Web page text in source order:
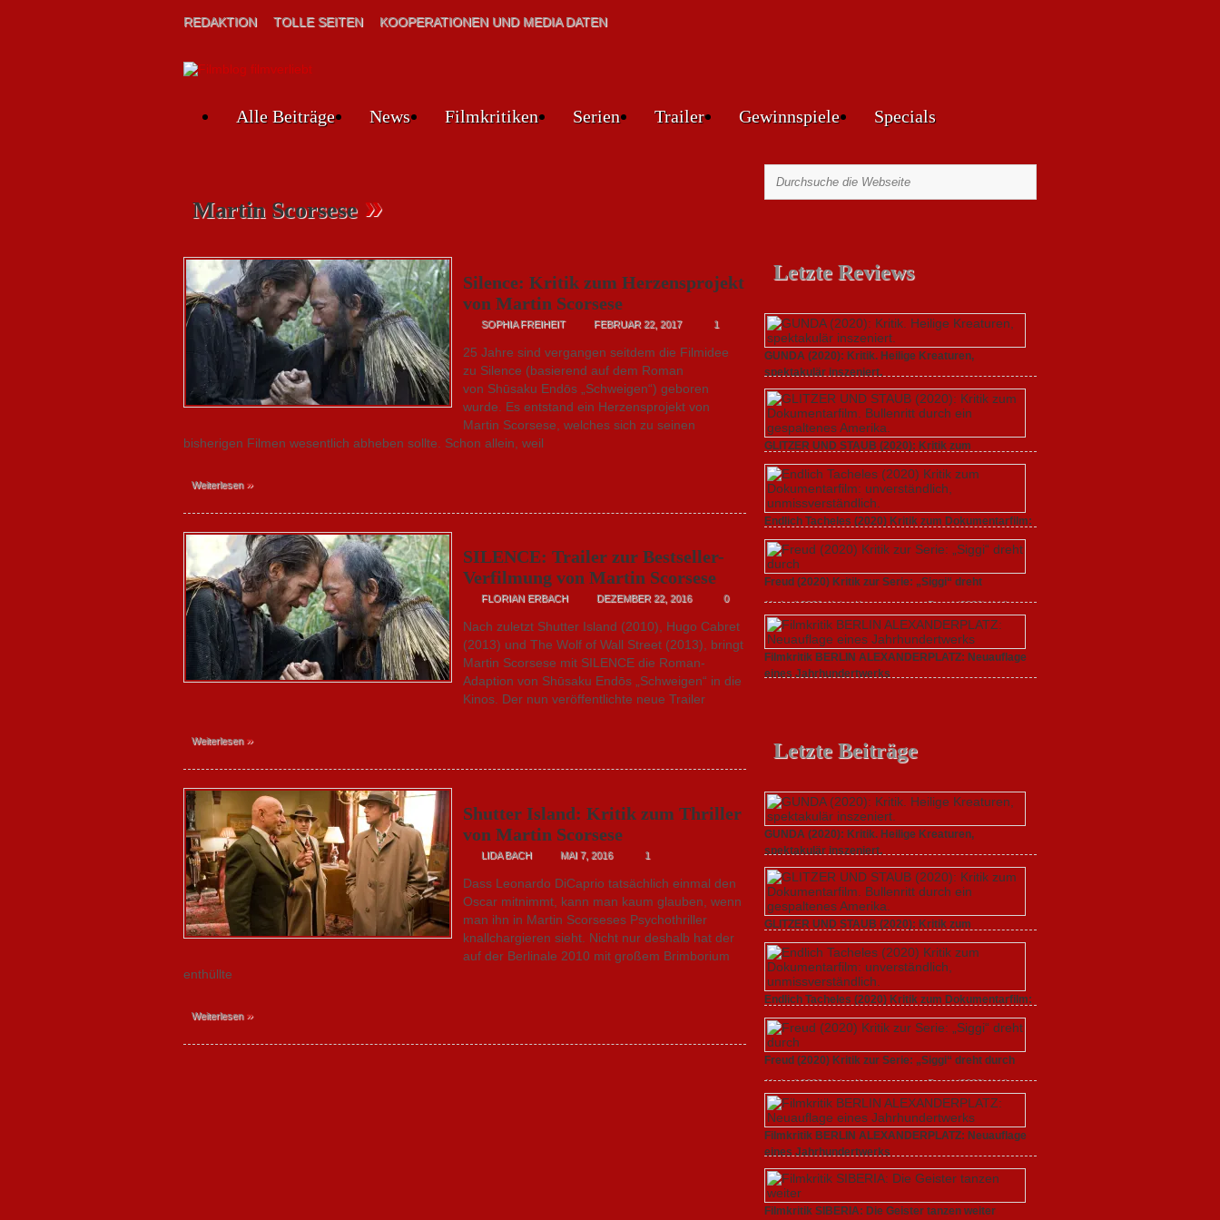
REDAKTION TOLLE SEITEN KOOPERATIONEN UND MEDIA DATEN
Alle Beiträge News Filmkritiken Serien Trailer Gewinnspiele Specials
Martin Scorsese »
Silence: Kritik zum Herzensprojekt
von Martin Scorsese
SOPHIA FREIHEIT FEBRUAR 22, 2017 1
25 Jahre sind vergangen seitdem die Filmidee
zu Silence (basierend auf dem Roman
von Shūsaku Endōs „Schweigen“) geboren
wurde. Es entstand ein Herzensprojekt von
Martin Scorsese, welches sich zu seinen
bisherigen Filmen wesentlich abheben sollte. Schon allein, weil
Weiterlesen »
SILENCE: Trailer zur Bestseller-
Verfilmung von Martin Scorsese
FLORIAN ERBACH DEZEMBER 22, 2016 0
Nach zuletzt Shutter Island (2010), Hugo Cabret
(2013) und The Wolf of Wall Street (2013), bringt
Martin Scorsese mit SILENCE die Roman-
Adaption von Shūsaku Endōs „Schweigen“ in die
Kinos. Der nun veröffentlichte neue Trailer
Weiterlesen »
Shutter Island: Kritik zum Thriller
von Martin Scorsese
LIDA BACH MAI 7, 2016 1
Dass Leonardo DiCaprio tatsächlich einmal den
Oscar mitnimmt, kann man kaum glauben, wenn
man ihn in Martin Scorseses Psychothriller
knallchargieren sieht. Nicht nur deshalb hat der
auf der Berlinale 2010 mit großem Brimborium
enthüllte
Weiterlesen »
Letzte Reviews
GUNDA (2020): Kritik. Heilige Kreaturen,
spektakulär inszeniert.
21. April 2021,Keine Kommentare zu GUNDA (2020): Kritik.
Heilige Kreaturen, spektakulär inszeniert.
GLITZER UND STAUB (2020): Kritik zum
Dokumentarfilm.
3. Oktober 2020,Keine Kommentarezu GLITZER UND
STAUB (2020): Kritik zum Dokumentarfilm. Bullenritt durch ein
gespaltenes Amerika.
Endlich Tacheles (2020) Kritik zum Dokumentarfilm:
unverständlich,
19. Mai 2020, Keine Kommentare
zu Endlich Tacheles (2020)
Kritik zum Dokumentarfilm: unverständlich,
unmissverständlich.
Freud (2020) Kritik zur Serie: „Siggi“ dreht
11. April 2020,Keine Kommentarezu Freud (2020) Kritik zur
Serie: „Siggi“ dreht durch
Filmkritik BERLIN ALEXANDERPLATZ: Neuauflage
eines Jahrhundertwerks
Letzte Beiträge
GUNDA (2020): Kritik. Heilige Kreaturen,
spektakulär inszeniert.
21. April 2021,Keine Kommentare zu GUNDA (2020): Kritik.
Heilige Kreaturen, spektakulär inszeniert.
GLITZER UND STAUB (2020): Kritik zum
Dokumentarfilm. Bullenritt durch ein gespaltenes
Amerika.
3. Oktober 2020,Keine Kommentare
STAUB (2020): Kritik zum Dokumentarfilm. Bullenritt durch ein
gespaltenes Amerika.
Endlich Tacheles (2020) Kritik zum Dokumentarfilm:
unverständlich, unmissverständlich.
19. Mai 2020, Keine Kommentare
zu Endlich Tacheles (2020)
Kritik zum Dokumentarfilm: unverständlich,
unmissverständlich.
Freud (2020) Kritik zur Serie: „Siggi“ dreht durch
11. April 2020,Keine Kommentarezu Freud (2020) Kritik zur
Serie: „Siggi“ dreht durch
Filmkritik BERLIN ALEXANDERPLATZ: Neuauflage
eines Jahrhundertwerks
1. März 2020, Keine Kommentare zu Filmkritik BERLIN
ALEXANDERPLATZ: Neuauflage eines Jahrhundertwerks
Filmkritik SIBERIA: Die Geister tanzen weiter